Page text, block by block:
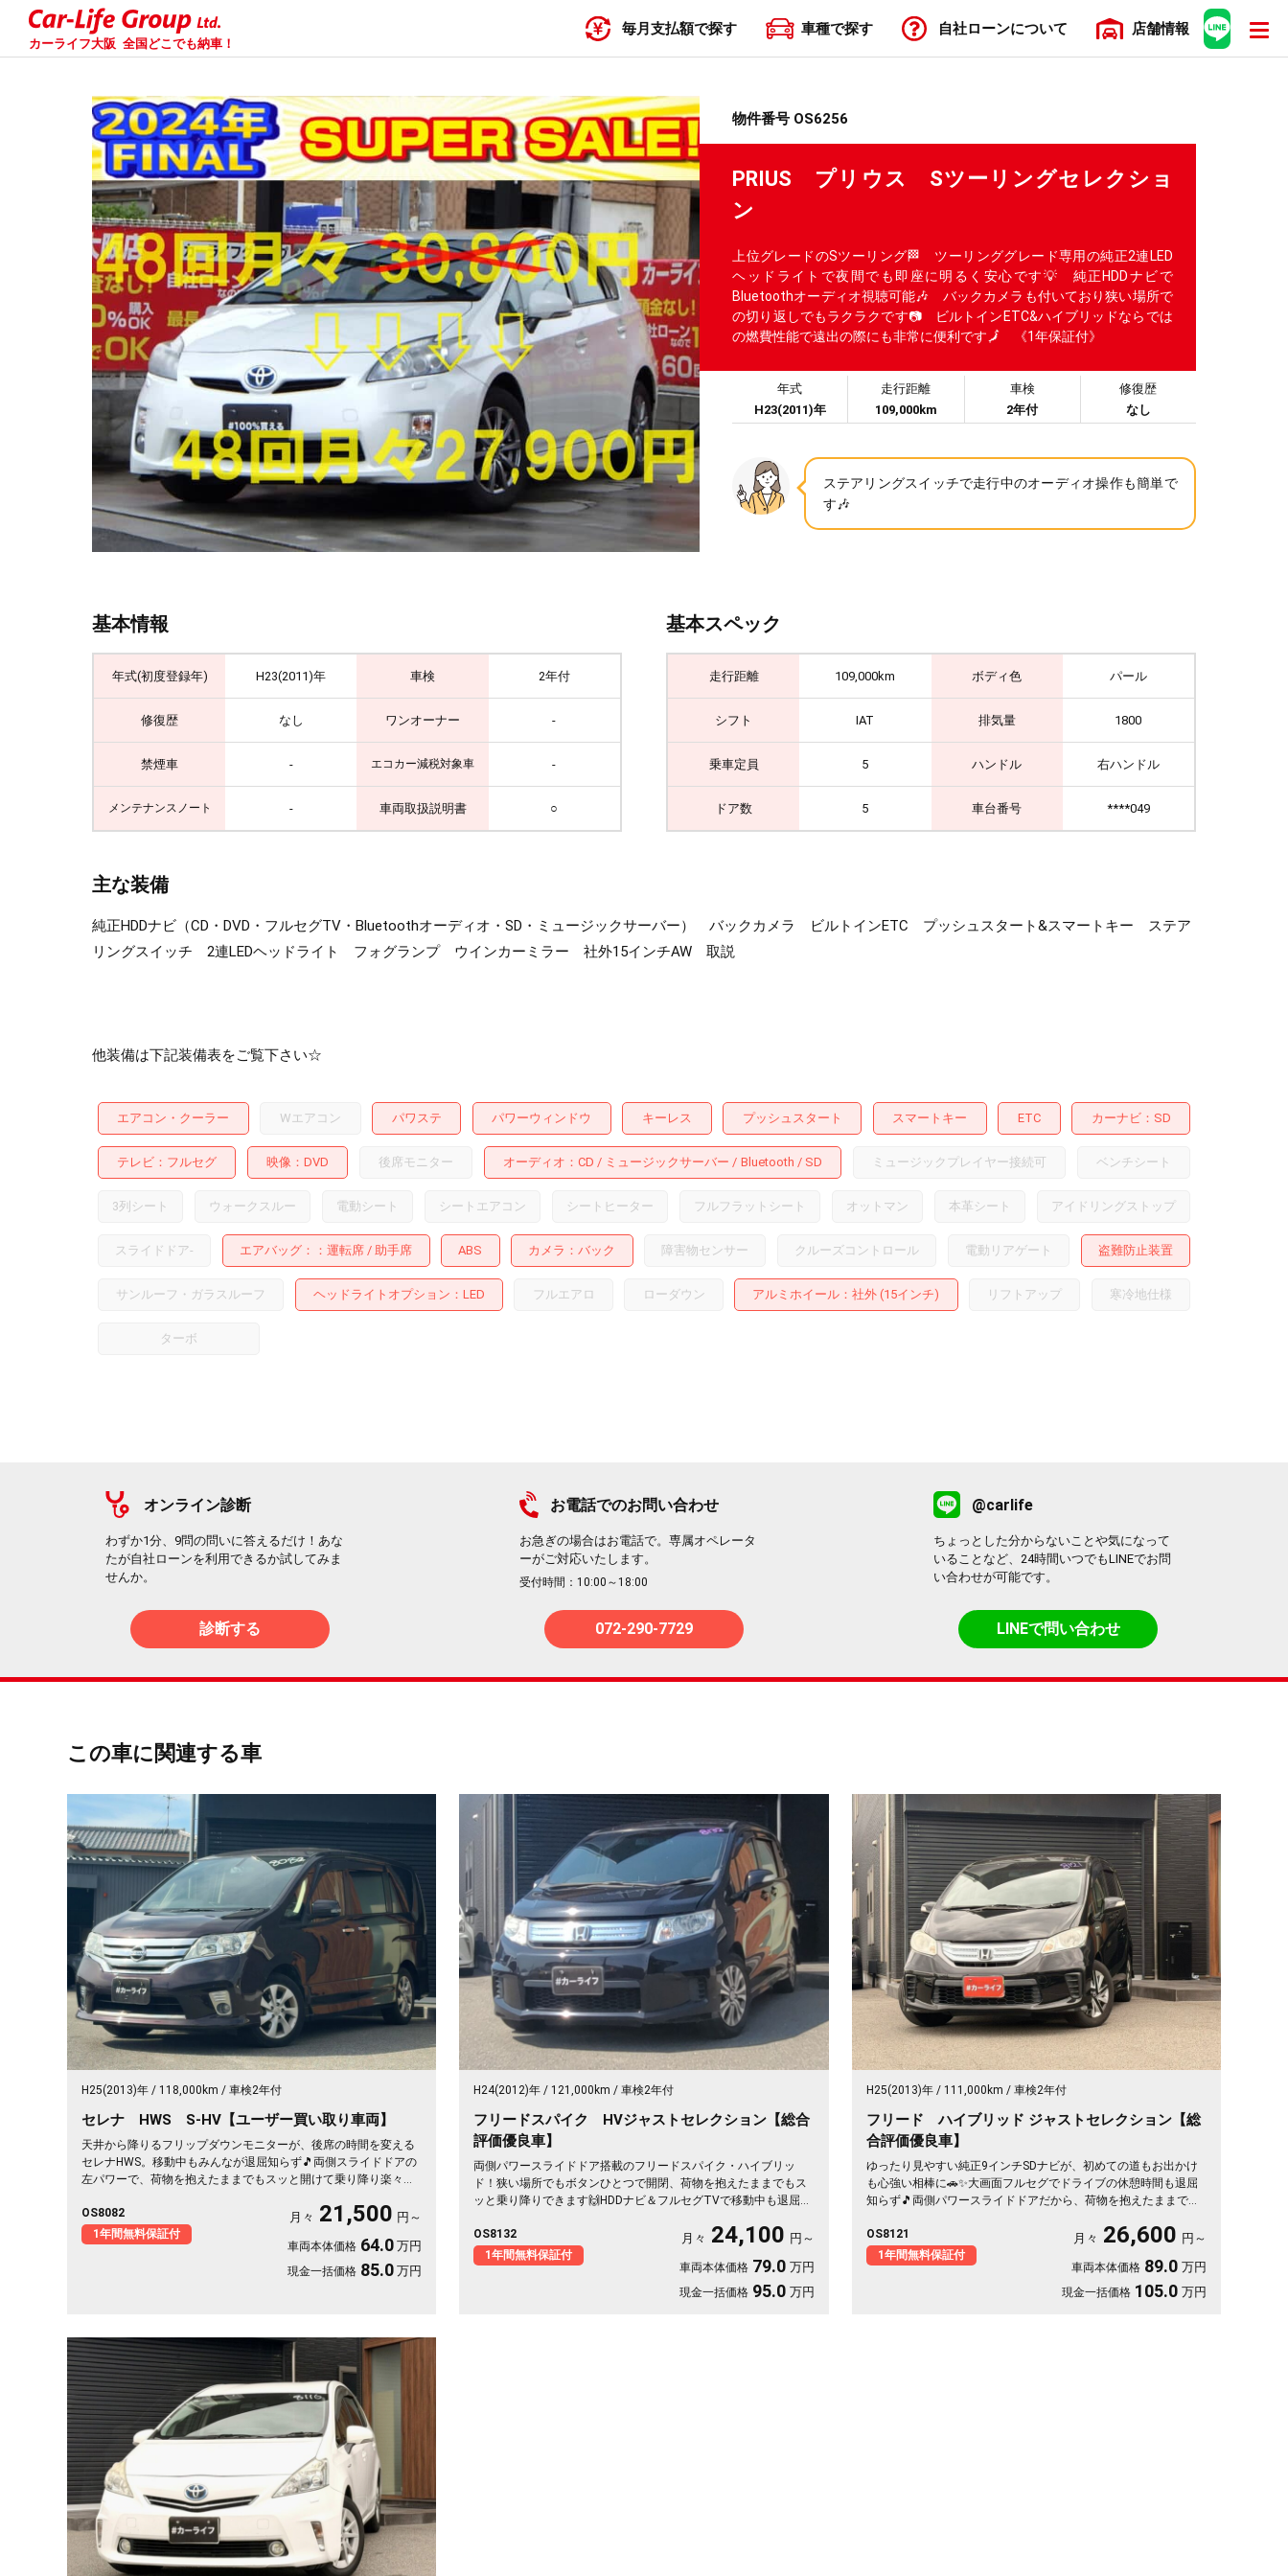
カーライフ大阪 全国どこでも納車！
毎月支払額で探す 車種で探す 自社ローンについて 店舗情報
物件番号 OS6256
PRIUS プリウス Sツーリングセレクショ
ン
上位グレードのSツーリング🏁 ツーリンググレード専用の純正2連LED
ヘッドライトで夜間でも即座に明るく安心です💡 純正HDDナビで
Bluetoothオーディオ視聴可能🎶 バックカメラも付いており狭い場所で
の切り返しでもラクラクです📷️ ビルトインETC&ハイブリッドならでは
の燃費性能で遠出の際にも非常に便利です🗾 《1年保証付》
年式
H23(2011)年
走行距離
109,000km
車検
2年付
修復歴
なし
ステアリングスイッチで走行中のオーディオ操作も簡単で
す🎶
基本情報
年式(初度登録年) H23(2011)年 車検 2年付
修復歴 なし ワンオーナー -
禁煙車 - エコカー減税対象車 -
メンテナンスノート - 車両取扱説明書 ○
基本スペック
走行距離 109,000km ボディ色 パール
シフト IAT 排気量 1800
乗車定員 5 ハンドル 右ハンドル
ドア数 5 車台番号 ****049
主な装備
純正HDDナビ（CD・DVD・フルセグTV・Bluetoothオーディオ・SD・ミュージックサーバー） バックカメラ ビルトインETC プッシュスタート&スマートキー ステア
リングスイッチ 2連LEDヘッドライト フォグランプ ウインカーミラー 社外15インチAW 取説
他装備は下記装備表をご覧下さい☆
エアコン・クーラー Wエアコン パワステ パワーウィンドウ キーレス プッシュスタート スマートキー ETC カーナビ SD
テレビ フルセグ 映像 DVD 後席モニター オーディオ CD ミュージックサーバー Bluetooth SD ミュージックプレイヤー接続可 ベンチシート
3列シート ウォークスルー 電動シート シートエアコン シートヒーター フルフラットシート オットマン 本革シート アイドリングストップ
スライドドア- エアバッグ： 運転席 助手席 ABS カメラ バック 障害物センサー クルーズコントロール 電動リアゲート 盗難防止装置
サンルーフ・ガラスルーフ ヘッドライトオプション LED フルエアロ ローダウン アルミホイール ：社外 (15インチ) リフトアップ 寒冷地仕様
ターボ
オンライン診断
わずか1分、9問の問いに答えるだけ！あな
たが自社ローンを利用できるか試してみま
せんか。
診断する
お電話でのお問い合わせ
お急ぎの場合はお電話で。専属オペレータ
ーがご対応いたします。
受付時間：10:00～18:00
072-290-7729
@carlife
ちょっとした分からないことや気になって
いることなど、24時間いつでもLINEでお問
い合わせが可能です。
LINEで問い合わせ
この車に関連する車
H25(2013)年 118,000km 車検2年付
セレナ HWS S-HV【ユーザー買い取り車両】
天井から降りるフリップダウンモニターが、後席の時間を変える
セレナHWS。移動中もみんなが退屈知らず🎵両側スライドドアの
左パワーで、荷物を抱えたままでもスッと開けて乗り降り楽々。
21500〜で叶う遠出の週末。走りも装備も揃った一台を、まるご
と1年保証付でどうぞ🚗✨💫👍
OS8082
1年間無料保証付
月々 21,500 円～
車両本体価格 64.0 万円
現金一括価格 85.0 万円
H24(2012)年 121,000km 車検2年付
フリードスパイク HVジャストセレクション【総合
評価優良車】
両側パワースライドドア搭載のフリードスパイク・ハイブリッ
ド！狭い場所でもボタンひとつで開閉、荷物を抱えたままでもス
ッと乗り降りできます🙌HDDナビ＆フルセグTVで移動中も退屈知
床フルフラットで車中泊やアウトドアの相棒にも最適🎵ハーフレ
ザーシートが移動をワンランク上質にしてくれる一台。月々
24100円〜で手が届きます。じっくり乗り込めるこのお車、《1年
OS8132
1年間無料保証付
月々 24,100 円～
車両本体価格 79.0 万円
現金一括価格 95.0 万円
H25(2013)年 111,000km 車検2年付
フリード ハイブリッド ジャストセレクション【総
合評価優良車】
ゆったり見やすい純正9インチSDナビが、初めての道もお出かけ
も心強い相棒に🚗✨大画面フルセグでドライブの休憩時間も退屈
知らず🎵両側パワースライドドアだから、荷物を抱えたままでも
送迎も気分よく過ごせます💺月々26600〜で叶う黒ボディの上品
なハイブリッド。走りも家計もやさしい一台を、安心の《1年保証
付》でどうぞ😊
OS8121
1年間無料保証付
月々 26,600 円～
車両本体価格 89.0 万円
現金一括価格 105.0 万円